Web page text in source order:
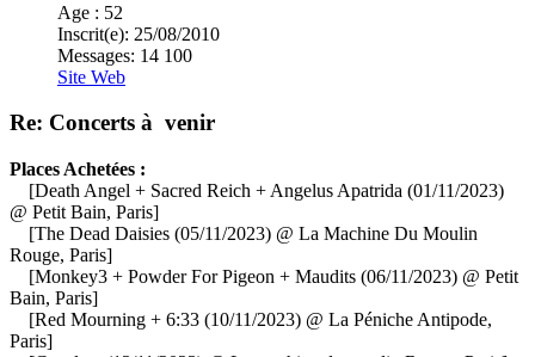
Age : 52
Inscrit(e): 25/08/2010
Messages: 14 100
Site Web
Re: Concerts à venir
Places Achetées :
[Death Angel + Sacred Reich + Angelus Apatrida (01/11/2023)
@ Petit Bain, Paris]
[The Dead Daisies (05/11/2023) @ La Machine Du Moulin
Rouge, Paris]
[Monkey3 + Powder For Pigeon + Maudits (06/11/2023) @ Petit
Bain, Paris]
[Red Mourning + 6:33 (10/11/2023) @ La Péniche Antipode,
Paris]